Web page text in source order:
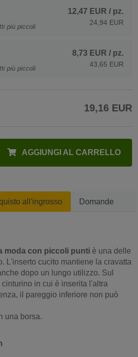
più piccoli
12,47 EUR / pz.
24,94 EUR
più piccoli
8,73 EUR / pz.
43,65 EUR
19,16 EUR
AGGIUNGI AL CARRELLO
all'ingrosso Domande
moda con piccoli punti è una delle
L'inserto cucito mantiene la cravatta
dopo un lungo utilizzo. Sul
in cui è inserita l'altra
il pareggio inferiore non può
una borsa.